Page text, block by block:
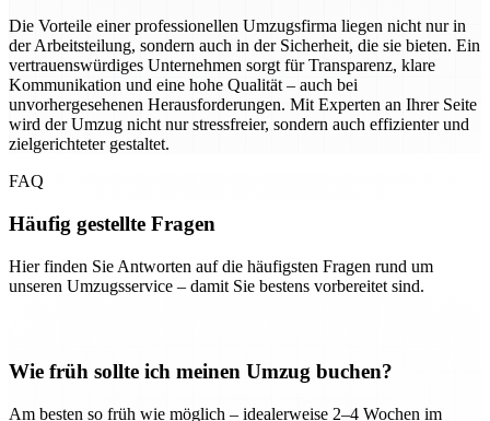
Die Vorteile einer professionellen Umzugsfirma liegen nicht nur in
der Arbeitsteilung, sondern auch in der Sicherheit, die sie bieten. Ein
vertrauenswürdiges Unternehmen sorgt für Transparenz, klare
Kommunikation und eine hohe Qualität – auch bei
unvorhergesehenen Herausforderungen. Mit Experten an Ihrer Seite
wird der Umzug nicht nur stressfreier, sondern auch effizienter und
zielgerichteter gestaltet.
FAQ
Häufig gestellte Fragen
Hier finden Sie Antworten auf die häufigsten Fragen rund um
unseren Umzugsservice – damit Sie bestens vorbereitet sind.
Wie früh sollte ich meinen Umzug buchen?
Am besten so früh wie möglich – idealerweise 2–4 Wochen im